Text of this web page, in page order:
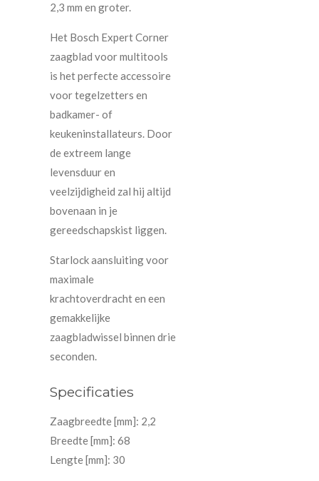
2,3 mm en groter.
Het Bosch Expert Corner
zaagblad voor multitools
is het perfecte accessoire
voor tegelzetters en
badkamer- of
keukeninstallateurs. Door
de extreem lange
levensduur en
veelzijdigheid zal hij altijd
bovenaan in je
gereedschapskist liggen.
Starlock aansluiting voor
maximale
krachtoverdracht en een
gemakkelijke
zaagbladwissel binnen drie
seconden.
Specificaties
Zaagbreedte [mm]: 2,2
Breedte [mm]: 68
Lengte [mm]: 30